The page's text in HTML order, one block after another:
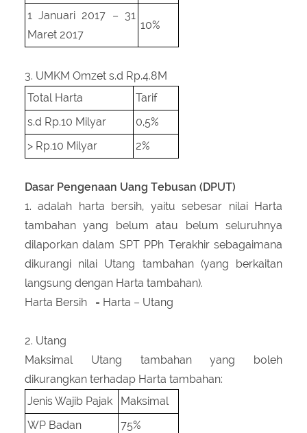
1 Januari 2017 – 31
Maret 2017
10%
3. UMKM Omzet s.d Rp.4.8M
Total Harta
Tarif
s.d Rp.10 Milyar
0,5%
> Rp.10 Milyar
2%
Dasar Pengenaan Uang Tebusan (DPUT)
1. adalah harta bersih, yaitu sebesar nilai Harta
tambahan yang belum atau belum seluruhnya
dilaporkan dalam SPT PPh Terakhir sebagaimana
dikurangi nilai Utang tambahan (yang berkaitan
langsung dengan Harta tambahan).
Harta Bersih = Harta – Utang
2. Utang
Maksimal Utang tambahan yang boleh
dikurangkan terhadap Harta tambahan:
Jenis Wajib Pajak
Maksimal
WP Badan
75%